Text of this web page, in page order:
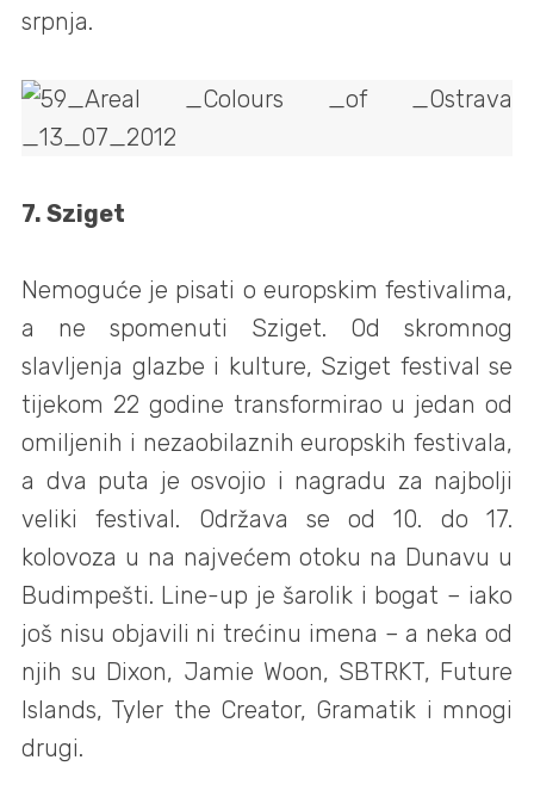
srpnja.
7. Sziget
Nemoguće je pisati o europskim festivalima,
a ne spomenuti Sziget. Od skromnog
slavljenja glazbe i kulture, Sziget festival se
tijekom 22 godine transformirao u jedan od
omiljenih i nezaobilaznih europskih festivala,
a dva puta je osvojio i nagradu za najbolji
veliki festival. Održava se od 10. do 17.
kolovoza u na najvećem otoku na Dunavu u
Budimpešti. Line-up je šarolik i bogat – iako
još nisu objavili ni trećinu imena – a neka od
njih su Dixon, Jamie Woon, SBTRKT, Future
Islands, Tyler the Creator, Gramatik i mnogi
drugi.